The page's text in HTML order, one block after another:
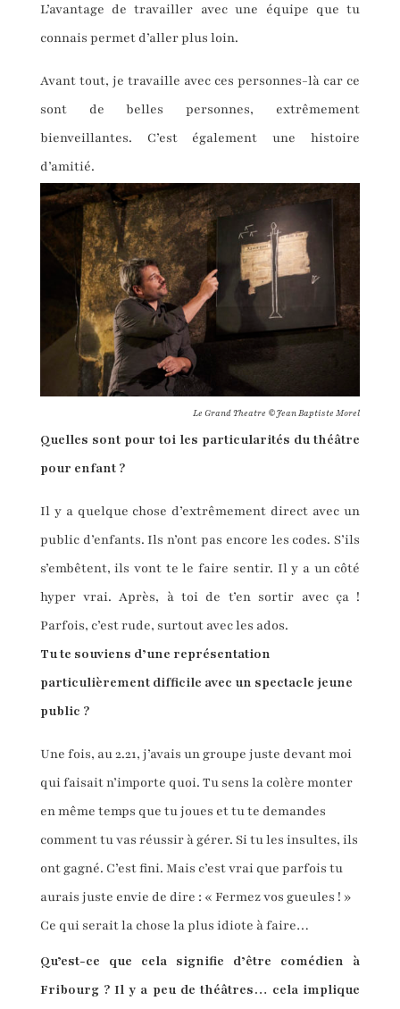
L’avantage de travailler avec une équipe que tu
connais permet d’aller plus loin.
Avant tout, je travaille avec ces personnes-là car ce
sont de belles personnes, extrêmement
bienveillantes. C’est également une histoire
d’amitié.
Le Grand Theatre ©Jean Baptiste Morel
Quelles sont pour toi les particularités du théâtre
pour enfant ?
Il y a quelque chose d’extrêmement direct avec un
public d’enfants. Ils n’ont pas encore les codes. S’ils
s’embêtent, ils vont te le faire sentir. Il y a un côté
hyper vrai. Après, à toi de t’en sortir avec ça !
Parfois, c’est rude, surtout avec les ados.
Tu te souviens d’une représentation
particulièrement difficile avec un spectacle jeune
public ?
Une fois, au 2.21, j’avais un groupe juste devant moi
qui faisait n’importe quoi. Tu sens la colère monter
en même temps que tu joues et tu te demandes
comment tu vas réussir à gérer. Si tu les insultes, ils
ont gagné. C’est fini. Mais c’est vrai que parfois tu
aurais juste envie de dire : « Fermez vos gueules ! »
Ce qui serait la chose la plus idiote à faire…
Qu’est-ce que cela signifie d’être comédien à
Fribourg ? Il y a peu de théâtres… cela implique